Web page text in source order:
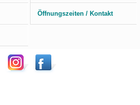
Öffnungszeiten / Kontakt